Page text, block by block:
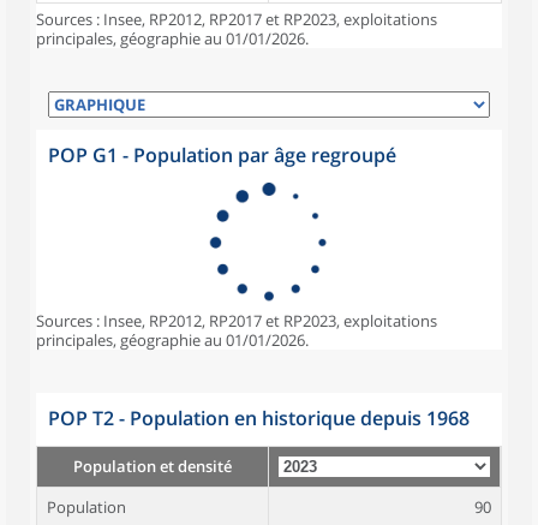
Sources : Insee, RP2012, RP2017 et RP2023, exploitations
principales, géographie au 01/01/2026.
POP G1 - Population par âge regroupé
Sources : Insee, RP2012, RP2017 et RP2023, exploitations
principales, géographie au 01/01/2026.
POP T2 - Population en historique depuis 1968
Population et densité
Population
90